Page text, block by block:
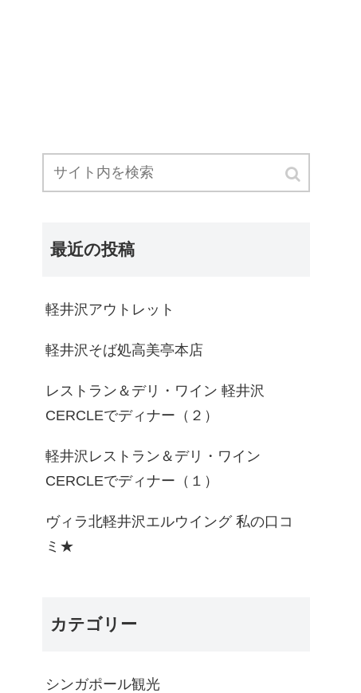
最近の投稿
軽井沢アウトレット
軽井沢そば処高美亭本店
レストラン＆デリ・ワイン 軽井沢
CERCLEでディナー（２）
軽井沢レストラン＆デリ・ワイン
CERCLEでディナー（１）
ヴィラ北軽井沢エルウイング 私の口コ
ミ★
カテゴリー
シンガポール観光